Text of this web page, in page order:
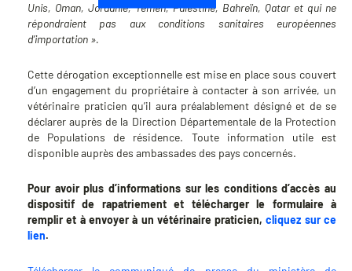
Unis, Oman, Jordanie, Yémen, Palestine, Bahreïn, Qatar et qui ne
répondraient pas aux conditions sanitaires européennes
d’importation ».
Cette dérogation exceptionnelle est mise en place sous couvert
d’un engagement du propriétaire à contacter à son arrivée, un
vétérinaire praticien qu’il aura préalablement désigné et de se
déclarer auprès de la Direction Départementale de la Protection
de Populations de résidence. Toute information utile est
disponible auprès des ambassades des pays concernés.
Pour avoir plus d’informations sur les conditions d’accès au
dispositif de rapatriement et télécharger le formulaire à
remplir et à envoyer à un vétérinaire praticien,cliquez sur ce
lien.